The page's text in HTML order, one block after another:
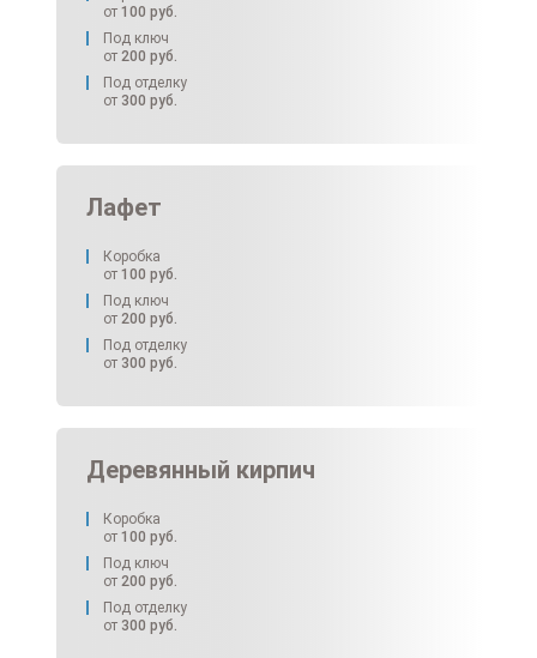
от 100 руб.
Под ключ
от 200 руб.
Под отделку
от 300 руб.
Лафет
Коробка
от 100 руб.
Под ключ
от 200 руб.
Под отделку
от 300 руб.
Деревянный кирпич
Коробка
от 100 руб.
Под ключ
от 200 руб.
Под отделку
от 300 руб.